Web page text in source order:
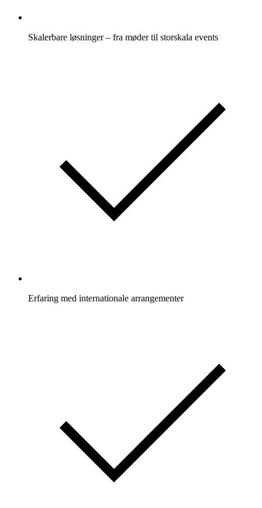
Skalerbare løsninger – fra møder til storskala events
Erfaring med internationale arrangementer